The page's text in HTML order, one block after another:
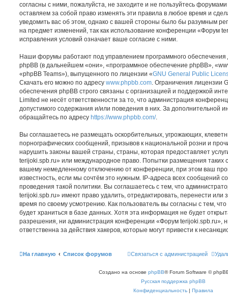
согласны с ними, пожалуйста, не заходите и не пользуйтесь
оставляем за собой право изменять эти правила в любое время и
уведомить вас об этом, однако с вашей стороны было бы разумным
на предмет изменений, так как использование конференции «Форум
исправления условий означает ваше согласие с ними.
Наши форумы работают под управлением программного
phpBB (в дальнейшем «они», «программное обеспечение phpBB»,
«phpBB Teams»), выпущенного по лицензии «GNU General Public
Скачать его можно по адресу www.phpbb.com . Ограничения лицензии
обеспечения phpBB строго связаны с организацией и поддержкой
Limited не несёт ответственности за то, что администрация
допустимого содержания и/или поведения в них. За дополнительной
обращайтесь по адресу https://www.phpbb.com/.
Вы соглашаетесь не размещать оскорбительных, угрожающих,
порнографических сообщений, призывов к национальной розни и
нарушить законы вашей страны, страны, которая предоставляет
terijoki.spb.ru» или международное право. Попытки размещения таких
вашему немедленному отключению от конференции, при этом ваш
известность, если мы сочтём это нужным. IP-адреса всех сообщений
проведения такой политики. Вы соглашаетесь с тем, что
terijoki.spb.ru» имеют право удалить, отредактировать, перенести
время по своему усмотрению. Как пользователь вы согласны с тем,
будет храниться в базе данных. Хотя эта информация не будет
разрешения, ни администрация конференции «Форум terijoki.spb.ru»,
ответственна за действия хакеров, которые могут привести к
На главную Список форумов Связаться с администрацией
Создано на основе phpBB® Forum Software ©
Русская поддержка phpBB
Конфиденциальность | Правила